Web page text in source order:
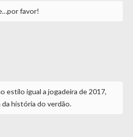
favor!
estilo igual a jogadeira de 2017,
da história do verdão.